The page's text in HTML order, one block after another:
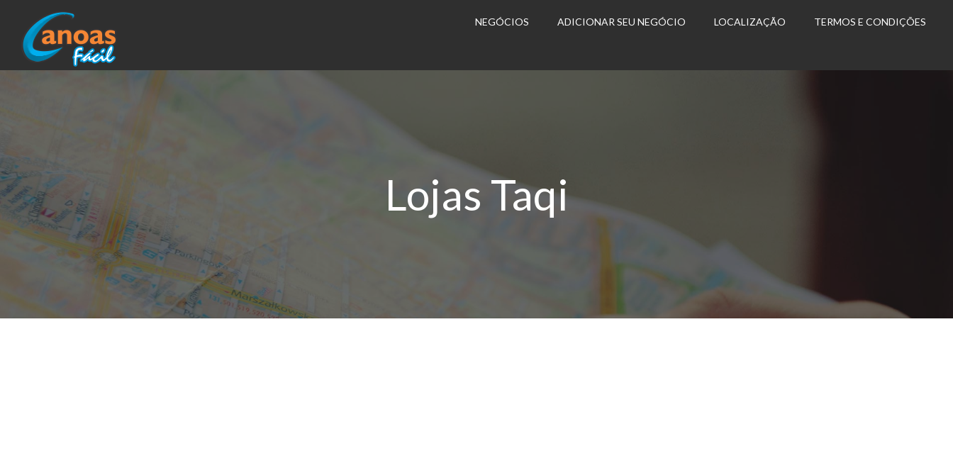
NEGÓCIOS ADICIONAR SEU NEGÓCIO LOCALIZAÇÃO TERMOS E CONDIÇÕES
Lojas Taqi